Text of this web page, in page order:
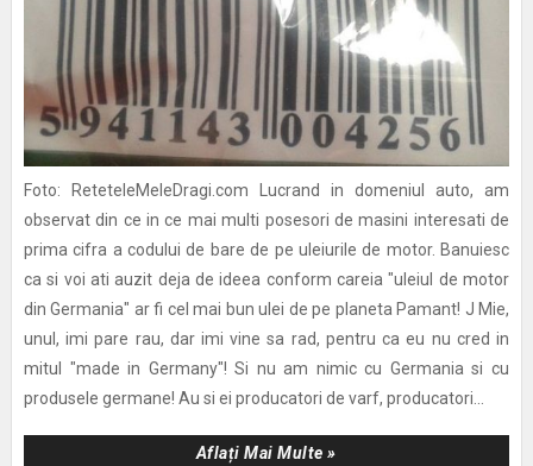
Foto: ReteteleMeleDragi.com Lucrand in domeniul auto, am
observat din ce in ce mai multi posesori de masini interesati de
prima cifra a codului de bare de pe uleiurile de motor. Banuiesc
ca si voi ati auzit deja de ideea conform careia "uleiul de motor
din Germania" ar fi cel mai bun ulei de pe planeta Pamant! J Mie,
unul, imi pare rau, dar imi vine sa rad, pentru ca eu nu cred in
mitul "made in Germany"! Si nu am nimic cu Germania si cu
produsele germane! Au si ei producatori de varf, producatori...
Aflați Mai Multe »